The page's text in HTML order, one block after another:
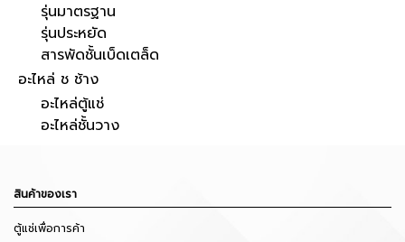
รุ่นมาตรฐาน
รุ่นประหยัด
สารพัดชั้นเบ็ดเตล็ด
อะไหล่ ช ช้าง
อะไหล่ตู้แช่
อะไหล่ชั้นวาง
สินค้าของเรา
ตู้แช่เพื่อการค้า